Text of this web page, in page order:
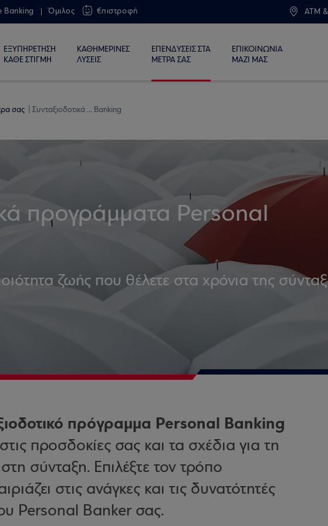
Banking Όμιλος €πιστροφή ATM
ΕΞΥΠΗΡΕΤΗΣΗ
ΚΑΘΕ ΣΤΙΓΜΗ
ΚΑΘΗΜΕΡΙΝΕΣ
ΛΥΣΕΙΣ
ΕΠΕΝΔΥΣΕΙΣ ΣΤΑ
ΜΕΤΡΑ ΣΑΣ
ΕΠΙΚΟΙΝΩΝΙΑ
ΜΑΖΙ ΜΑΣ
σας Συνταξιοδοτικά ... Banking
προγράμματα Personal
ζωής που θέλετε στα χρόνια της
πρόγραμμα Personal Banking
προσδοκίες σας και τα σχέδια για τη
σύνταξη. Επιλέξτε τον τρόπο
στις ανάγκες και τις δυνατότητές
Personal Banker σας.